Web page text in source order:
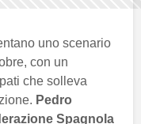
uno scenario
con un
che solleva
Pedro
Spagnola